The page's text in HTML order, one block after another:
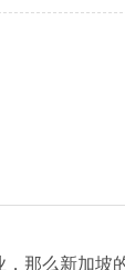
那么新加坡